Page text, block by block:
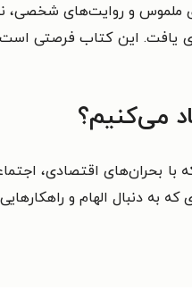
ملموس و روایت‌های
یافت. این کتاب فرصتی
می‌کنیم؟
که با بحران‌های
به دنبال الهام و